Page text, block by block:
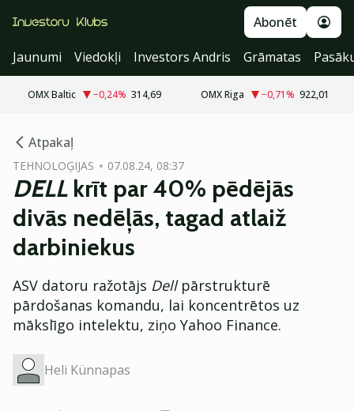
Abonēt
Jaunumi
Viedokļi Investors Andris Grāmatas
OMX Baltic −0,24% 314,69 OMX Riga −0,71% 922,01
Atpakaļ
TEHNOLOĢIJAS 07.08.24, 08:37
DELL krīt par 40% pēdējās
divās nedēļās, tagad atlaiž
darbiniekus
ASV datoru ražotājs Dellpārstrukturē
pārdošanas komandu, lai koncentrētos uz
mākslīgo intelektu, ziņo Yahoo Finance.
Heli Künnapas